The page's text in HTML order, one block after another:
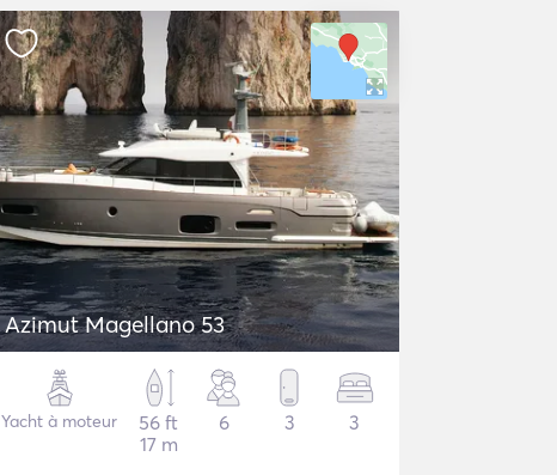
Azimut Magellano 53
Yacht à moteur
56 ft
17 m
6 3 3